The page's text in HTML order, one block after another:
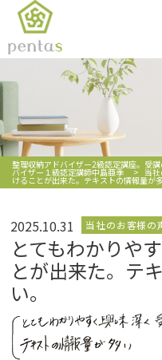
整理収納アドバイザー2級認定講座。受
バイザー１級認定講師中島亜季 > 当
けることが出来た。テキストの情報量が
2025.10.31 当社のお客様の
とてもわかりや
とが出来た。テ
い。